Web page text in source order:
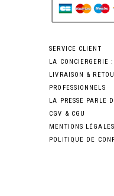
SERVICE CLIENT
LA CONCIERGERIE
LIVRAISON &
PROFESSIONNELS
LA PRESSE PARLE
CGV & CGU
MENTIONS LÉGALES
POLITIQUE DE